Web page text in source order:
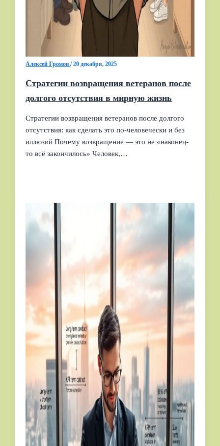
Алексей Громов/20 декабря, 2025
Стратегии возвращения ветеранов после
долгого отсутствия в мирную жизнь
Стратегии возвращения ветеранов после долгого
отсутствия: как сделать это по‑человечески и без
иллюзий Почему возвращение — это не «наконец-
то всё закончилось» Человек,…